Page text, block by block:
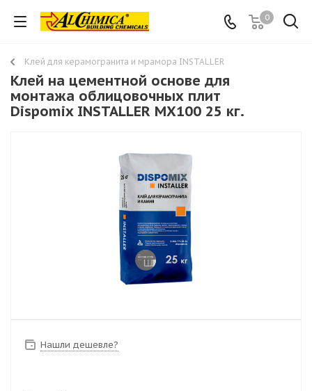
0
Клей для керамогранита и мрамора INSTALLER
Клей на цементной основе для
монтажа облицовочных плит
Dispomix INSTALLER MX100 25 кг.
Нашли дешевле?